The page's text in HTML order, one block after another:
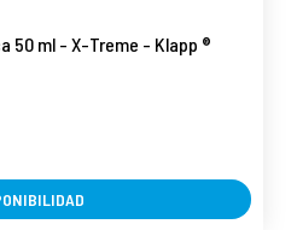
50 ml - X-Treme - Klapp ®